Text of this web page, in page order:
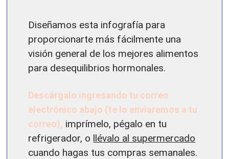
Diseñamos esta infografía para
proporcionarte más fácilmente una
visión general de los mejores alimentos
para desequilibrios hormonales.
Descárgalo ingresando tu correo
electrónico abajo (te lo enviaremos a tu
correo), imprímelo, pégalo en tu
refrigerador, o llévalo al supermercado
cuando hagas tus compras semanales.